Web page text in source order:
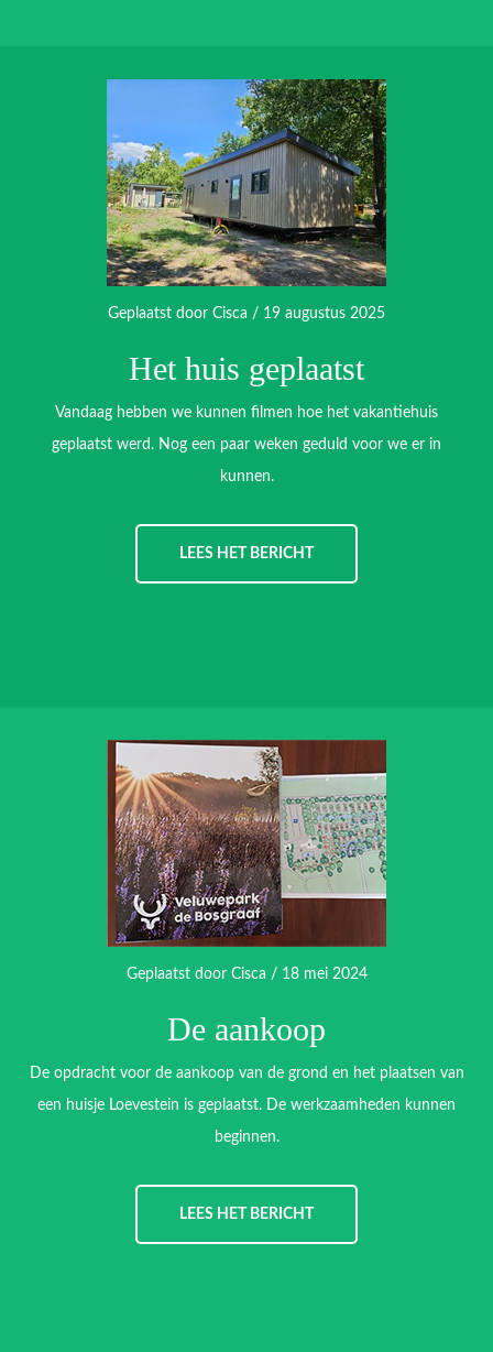
Geplaatst door Cisca / 19 augustus 2025
Het huis geplaatst
Vandaag hebben we kunnen filmen hoe het vakantiehuis
geplaatst werd. Nog een paar weken geduld voor we er in
kunnen.
LEES HET BERICHT
Geplaatst door Cisca / 18 mei 2024
De aankoop
De opdracht voor de aankoop van de grond en het plaatsen van
een huisje Loevestein is geplaatst. De werkzaamheden kunnen
beginnen.
LEES HET BERICHT